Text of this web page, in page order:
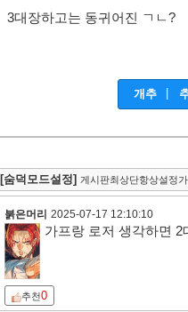
3대장하고는 동귀어진 ㄱㄴ?
개추
[숨덕모드설정] 게시판최상단항상설정
붉은머리 2025-07-17 12:10:10
가프랑 로저 생각하면
추천0